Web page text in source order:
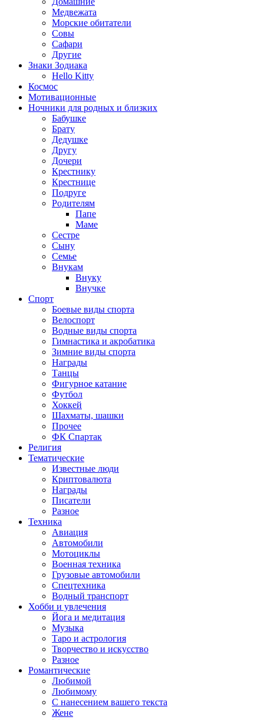
Медвежата
Морские обитатели
Совы
Сафари
Другие
Знаки Зодиака
Hello Kitty
Космос
Мотивационные
Ночники для родных и близких
Бабушке
Брату
Дедушке
Другу
Дочери
Крестнику
Крестнице
Подруге
Родителям
Папе
Маме
Сестре
Сыну
Семье
Внукам
Внуку
Внучке
Спорт
Боевые виды спорта
Велоспорт
Водные виды спорта
Гимнастика и акробатика
Зимние виды спорта
Награды
Танцы
Фигурное катание
Футбол
Хоккей
Шахматы, шашки
Прочее
ФК Спартак
Религия
Тематические
Известные люди
Криптовалюта
Награды
Писатели
Разное
Техника
Авиация
Автомобили
Мотоциклы
Военная техника
Грузовые автомобили
Спецтехника
Водный транспорт
Хобби и увлечения
Йога и медитация
Музыка
Таро и астрология
Творчество и искусство
Разное
Романтические
Любимой
Любимому
С нанесением вашего текста
Жене